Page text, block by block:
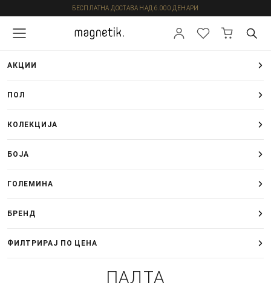
БЕСПЛАТНА ДОСТАВА НАД 6.000 ДЕНАРИ
АКЦИИ
ПОЛ
КОЛЕКЦИЈА
БОЈА
ГОЛЕМИНА
БРЕНД
ФИЛТРИРАЈ ПО ЦЕНА
ПАЛТА